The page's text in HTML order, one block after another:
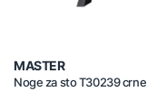
MASTER
Noge za sto T30239 crne